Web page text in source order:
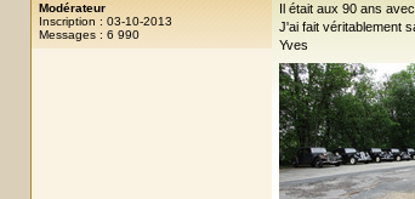
Modérateur
Inscription : 03-10-2013
Messages : 6 990
Il était aux 90 ans
J'ai fait véritablement
Yves